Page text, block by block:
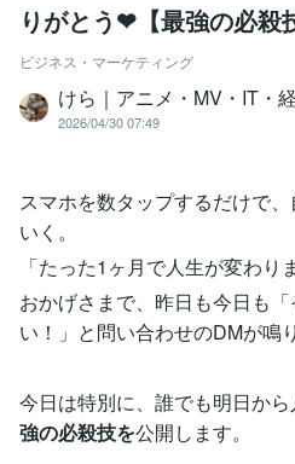
りがとう❤【最強の必殺
ビジネス・マーケティング
けら｜アニメ・MV・IT・
2026/04/30 07:49
スマホを数タップするだけで
いく。
「たった1ヶ月で人生が変わり
おかげさまで、昨日も今日も
い！」と問い合わせのDMが鳴
今日は特別に、誰でも明日か
強の必殺技を公開します。